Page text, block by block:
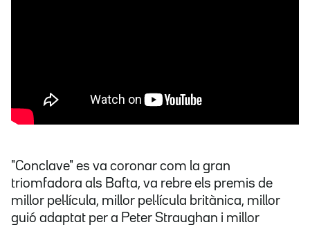
"Conclave" es va coronar com la gran
triomfadora als Bafta, va rebre els premis de
millor pel·lícula, millor pel·lícula britànica, millor
guió adaptat per a Peter Straughan i millor